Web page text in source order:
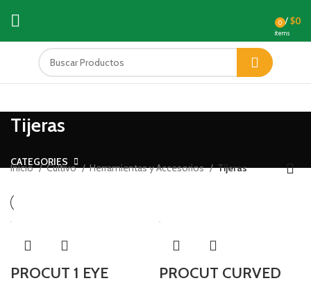
0
items
/$0
Tijeras
CATEGORIES
Inicio Cultivo Herramientas y Accesorios Tijeras
PROCUT 1 EYE
PROCUT CURVED